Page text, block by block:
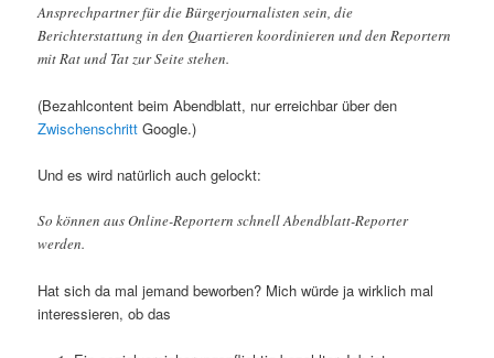
Ansprechpartner für die Bürgerjournalisten sein, die
Berichterstattung in den Quartieren koordinieren und den Reportern
mit Rat und Tat zur Seite stehen.
(Bezahlcontent beim Abendblatt, nur erreichbar über den
Zwischenschritt Google.)
Und es wird natürlich auch gelockt:
So können aus Online-Reportern schnell Abendblatt-Reporter
werden.
Hat sich da mal jemand beworben? Mich würde ja wirklich mal
interessieren, ob das